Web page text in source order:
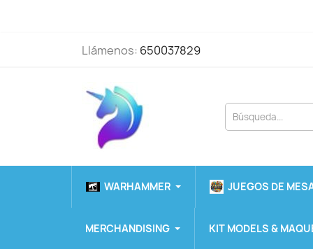
Llámenos: 650037829
WARHAMMER JUEGOS DE
MERCHANDISING KIT MODELS &